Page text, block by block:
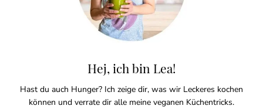
Hej, ich bin Lea!
Hast du auch Hunger? Ich zeige dir, was wir Leckeres kochen
können und verrate dir alle meine veganen Küchentricks.